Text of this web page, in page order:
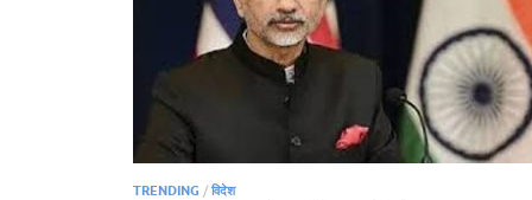
TRENDING / विदेश